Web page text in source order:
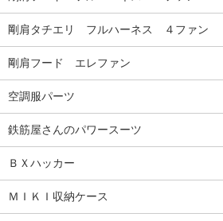
剛肩タチエリ フルハーネス ４ファン
剛肩フード エレファン
空調服パーツ
鉄筋屋さんのパワースーツ
ＢＸハッカー
ＭＩＫＩ収納ケース